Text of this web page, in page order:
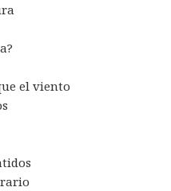
el viento